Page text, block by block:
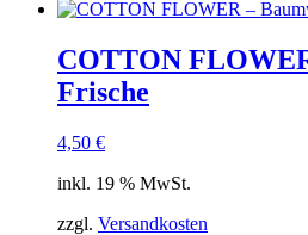
COTTON
Frische
4,50 €
inkl. 19 % MwSt.
zzgl. Versandkosten